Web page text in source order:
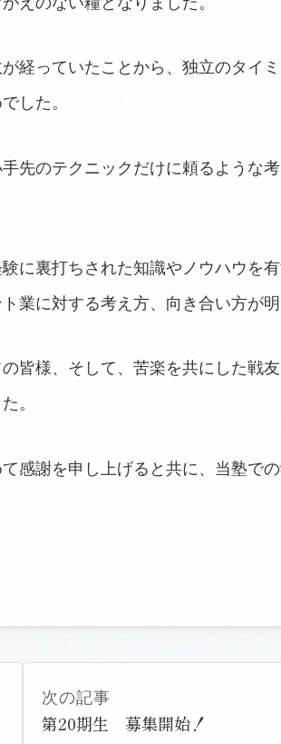
経っていたことから、独立のタイ
した。
先のテクニックだけに頼るような
に裏打ちされた知識やノウハウを
に対する考え方、向き合い方が明
皆様、そして、苦楽を共にした戦
。
感謝を申し上げると共に、当塾で
次の記事
第20期生 募集開始！